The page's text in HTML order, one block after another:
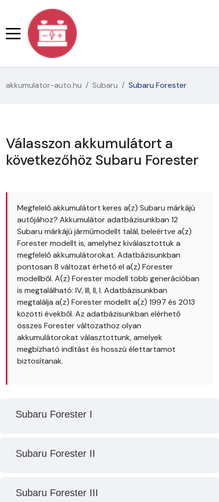
akkumulator-auto.hu Subaru Subaru Forester
Válasszon akkumulátort a
következőhöz Subaru Forester
Megfelelő akkumulátort keres a(z) Subaru márkájú
autójához? Akkumulátor adatbázisunkban 12
Subaru márkájú járműmodellt talál, beleértve a(z)
Forester modellt is, amelyhez kiválasztottuk a
megfelelő akkumulátorokat. Adatbázisunkban
pontosan 8 változat érhető el a(z) Forester
modellből. A(z) Forester modell több generációban
is megtalálható: IV, III, II, I. Adatbázisunkban
megtalálja a(z) Forester modellt a(z) 1997 és 2013
közötti évekből. Az adatbázisunkban elérhető
összes Forester változathoz olyan
akkumulátorokat választottunk, amelyek
megbízható indítást és hosszú élettartamot
biztosítanak.
Subaru Forester I
Subaru Forester II
Subaru Forester III